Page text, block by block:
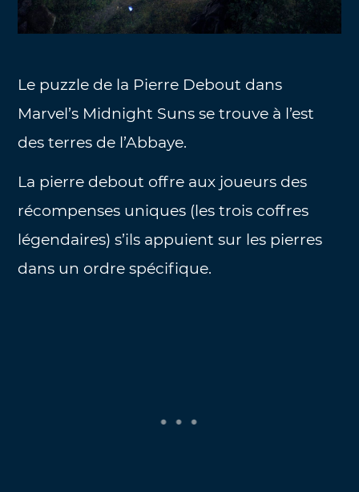
Le puzzle de la Pierre Debout dans
Marvel’s Midnight Suns se trouve à l’est
des terres de l’Abbaye.
La pierre debout offre aux joueurs des
récompenses uniques (les trois coffres
légendaires) s’ils appuient sur les pierres
dans un ordre spécifique.